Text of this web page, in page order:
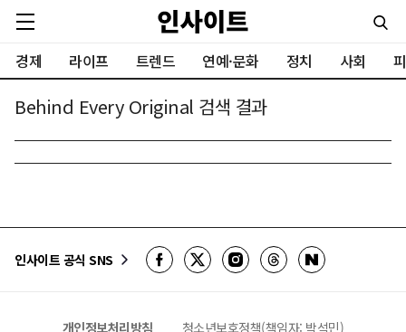
경제 라이프 트렌드 연예·문화 정치 사회
Behind Every Original 검색 결과
인사이트 공식 SNS
개인정보처리방침
청소년보호정책(책임자: 박석민)